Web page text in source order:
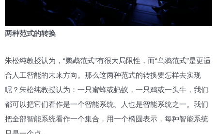
两种范式的转换
朱松纯教授认为，“鹦鹉范式”有很大局限性，而“乌鸦范式”是更适
合人工智能的未来方向。那么这两种范式的转换要怎样去实现
呢？朱松纯教授认为：一只蜜蜂或蚂蚁，一只鸡或一头牛，我们
都可以把它们看作是一个智能系统。人也是智能系统之一。我们
把全部智能系统看作一个集合，用一个椭圆表示，每种智能系统